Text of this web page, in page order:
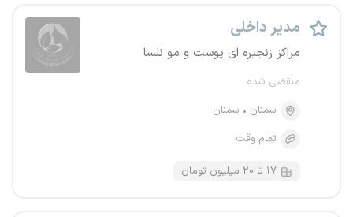
مدیر داخلی
مراکز زنجیره ای پوست و مو نلسا
منقضی شده
سمنان
سمنان
تمام وقت
۱۷ تا ۲۰ میلیون تومان